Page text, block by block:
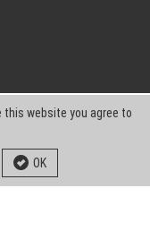
website you agree to
OK